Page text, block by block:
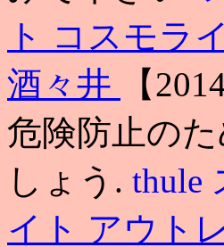
ト コスモラ
酒々井
【
危険防止の
しょう. thule
イト アウト